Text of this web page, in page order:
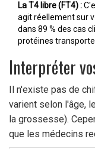
La T4 libre (FT4) :
agit réellement sur
dans 89 % des cas
protéines
Interpréter
Il n'existe pas de
varient selon l'âge,
la grossesse).
que les médecins